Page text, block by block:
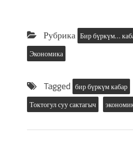
Рубрика Бир бүркүм…
Экономика
Tagged бир бүркүм кабар
Токтогул суу сактагыч